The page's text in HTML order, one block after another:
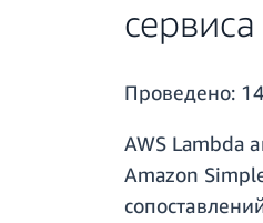
Проведено:
AWS Lambda
Amazon